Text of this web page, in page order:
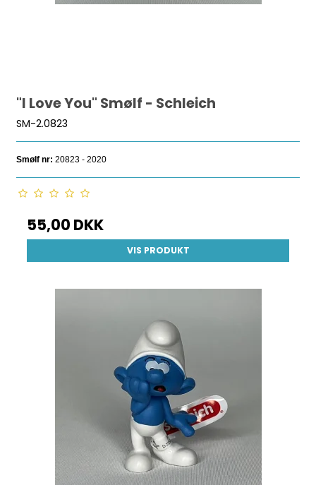
"I Love You" Smølf - Schleich
SM-2.0823
Smølf nr: 20823 - 2020
55,00 DKK
VIS PRODUKT